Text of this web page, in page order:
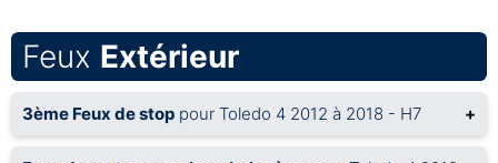
Feux Extérieur
3ème Feux de stop pour Toledo 4 2012 à 2018 - H7 +